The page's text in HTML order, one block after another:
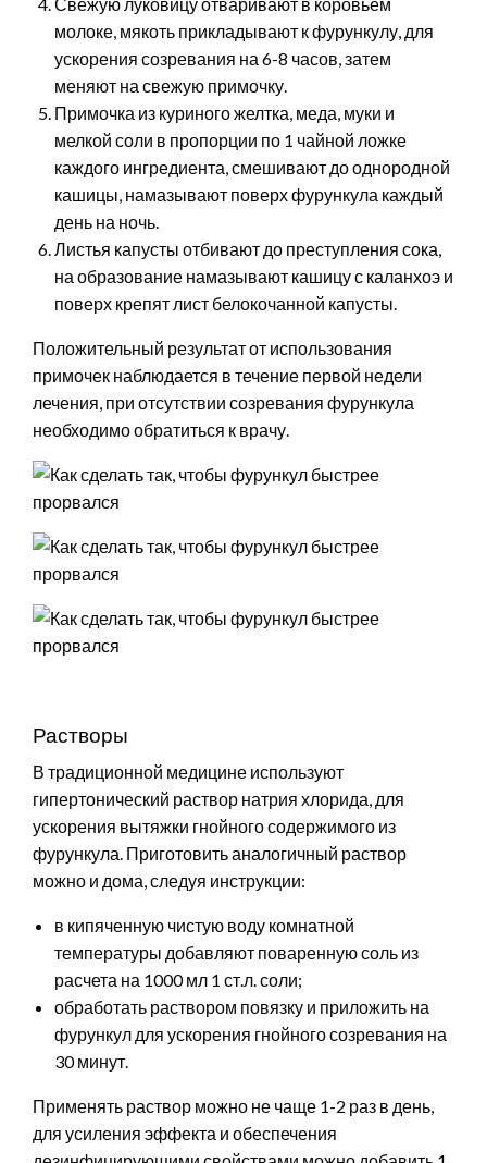
молоке, мякоть прикладывают к фурункулу, для
ускорения созревания на 6-8 часов, затем
меняют на свежую примочку.
Примочка из куриного желтка, меда, муки и
мелкой соли в пропорции по 1 чайной ложке
каждого ингредиента, смешивают до однородной
кашицы, намазывают поверх фурункула каждый
день на ночь.
Листья капусты отбивают до преступления сока,
на образование намазывают кашицу с каланхоэ и
поверх крепят лист белокочанной капусты.
Положительный результат от использования
примочек наблюдается в течение первой недели
лечения, при отсутствии созревания фурункула
необходимо обратиться к врачу.
Растворы
В традиционной медицине используют
гипертонический раствор натрия хлорида, для
ускорения вытяжки гнойного содержимого из
фурункула. Приготовить аналогичный раствор
можно и дома, следуя инструкции:
в кипяченную чистую воду комнатной
температуры добавляют поваренную соль из
расчета на 1000 мл 1 ст.л. соли;
обработать раствором повязку и приложить на
фурункул для ускорения гнойного созревания на
30 минут.
Применять раствор можно не чаще 1-2 раз в день,
для усиления эффекта и обеспечения